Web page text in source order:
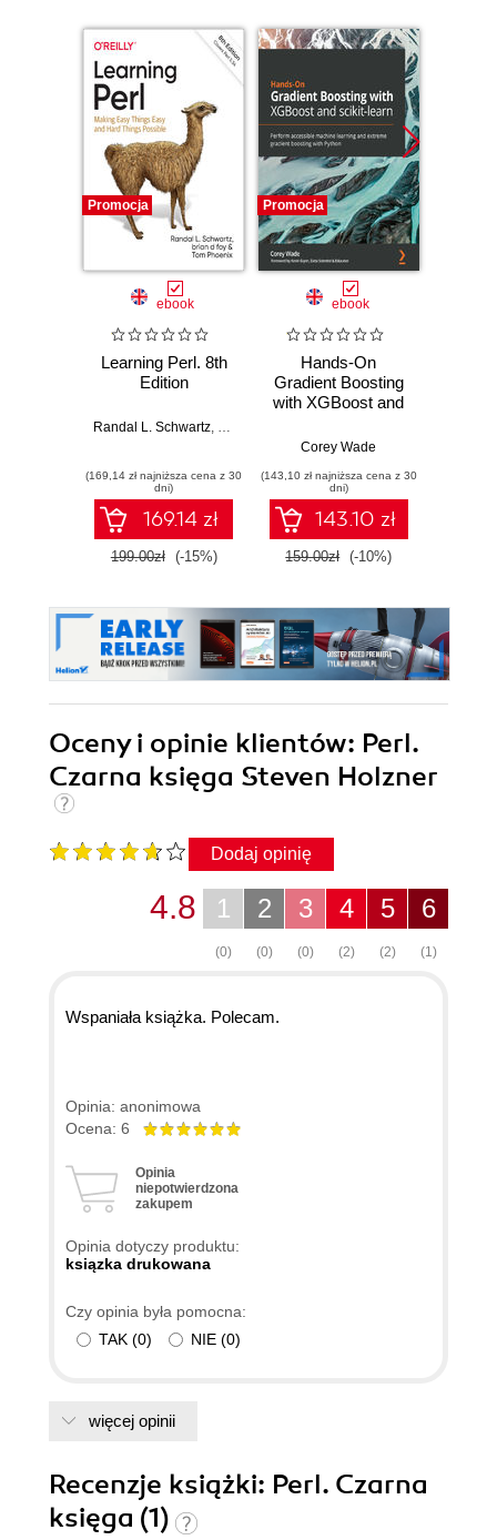
Promocja
ebook
Learning Perl. 8th
Edition
Randal L. Schwartz, brian d foy
(169,14 zł najniższa cena z 30
dni)
169.14 zł
199.00zł (-15%)
Promocja
ebook
Hands-On
Gradient Boosting
with XGBoost and
Perform accessible
and extreme
gradient boosting
with Python
Corey Wade
(143,10 zł najniższa cena z 30
dni)
143.10 zł
159.00zł (-10%)
Oceny i opinie klientów: Perl.
Czarna księga Steven Holzner
Dodaj opinię
6
(1)
5
(2)
4
(2)
3
(0)
2
(0)
1
(0)
4.8
Wspaniała książka. Polecam.
Opinia: anonimowa
Ocena: 6
Opinia
niepotwierdzona
zakupem
Opinia dotyczy produktu:
ksiązka drukowana
Czy opinia była pomocna:
TAK (0) NIE (0)
więcej opinii
Recenzje książki: Perl. Czarna
księga (1)